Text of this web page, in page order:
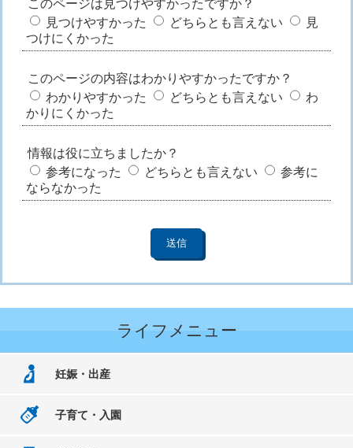
このページは見つけやすかったですか？
見つけやすかった
どちらとも言えない
見
つけにくかった
このページの内容はわかりやすかったですか？
わかりやすかった
どちらとも言えない
わ
かりにくかった
情報は役に立ちましたか？
参考になった
どちらとも言えない
参考に
ならなかった
ライフメニュー
妊娠・出産
子育て・入園